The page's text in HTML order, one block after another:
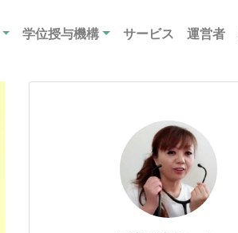
学位授与機構 サービス 運営者